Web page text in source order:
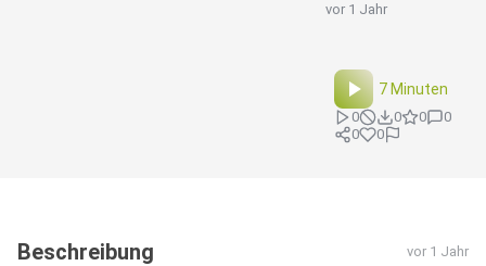
vor 1 Jahr
7 Minuten
0 0 0
0
0
0
Beschreibung vor 1 Jahr